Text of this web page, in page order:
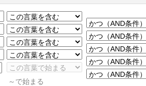
～で始まる